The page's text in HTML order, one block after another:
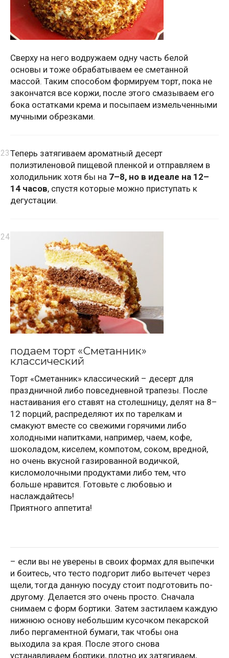
Сверху на него водружаем одну часть белой
основы и тоже обрабатываем ее сметанной
массой. Таким способом формируем торт, пока не
закончатся все коржи, после этого смазываем его
бока остатками крема и посыпаем измельченными
мучными обрезками.
Теперь затягиваем ароматный десерт
полиэтиленовой пищевой пленкой и отправляем в
холодильник хотя бы на 7–8, но в идеале на 12–
14 часов, спустя которые можно приступать к
дегустации.
подаем торт «Сметанник»
классический
Торт «Сметанник» классический – десерт для
праздничной либо повседневной трапезы. После
настаивания его ставят на столешницу, делят на 8–
12 порций, распределяют их по тарелкам и
смакуют вместе со свежими горячими либо
холодными напитками, например, чаем, кофе,
шоколадом, киселем, компотом, соком, вредной,
но очень вкусной газированной водичкой,
кисломолочными продуктами либо тем, что
больше нравится. Готовьте с любовью и
наслаждайтесь!
Приятного аппетита!
– если вы не уверены в своих формах для выпечки
и боитесь, что тесто подгорит либо вытечет через
щели, тогда данную посуду стоит подготовить по-
другому. Делается это очень просто. Сначала
снимаем с форм бортики. Затем застилаем каждую
нижнюю основу небольшим кусочком пекарской
либо пергаментной бумаги, так чтобы она
выходила за края. После этого снова
устанавливаем бортики, плотно их затягиваем,